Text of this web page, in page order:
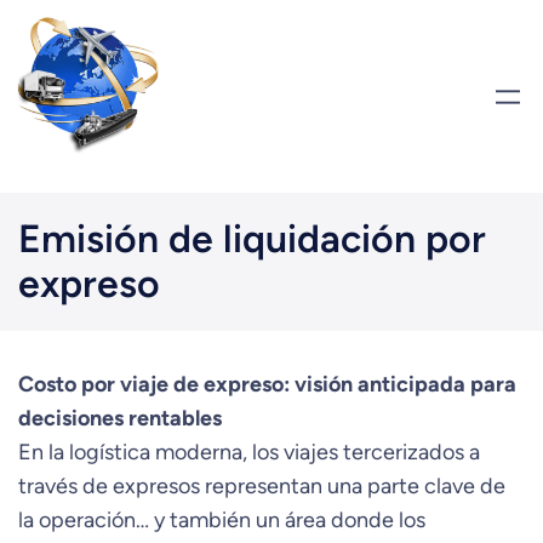
Saltar
contenido
Emisión de liquidación por
expreso
Costo por viaje de expreso: visión anticipada para
decisiones rentables
En la logística moderna, los viajes tercerizados a
través de expresos representan una parte clave de
la operación… y también un área donde los